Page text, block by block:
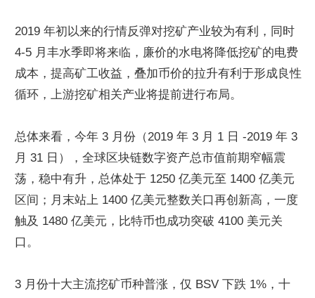
2019 年初以来的行情反弹对挖矿产业较为有利，同时
4-5 月丰水季即将来临，廉价的水电将降低挖矿的电费
成本，提高矿工收益，叠加币价的拉升有利于形成良性
循环，上游挖矿相关产业将提前进行布局。
总体来看，今年 3 月份（2019 年 3 月 1 日 -2019 年 3
月 31 日），全球区块链数字资产总市值前期窄幅震
荡，稳中有升，总体处于 1250 亿美元至 1400 亿美元
区间；月末站上 1400 亿美元整数关口再创新高，一度
触及 1480 亿美元，比特币也成功突破 4100 美元关
口。
3 月份十大主流挖矿币种普涨，仅 BSV 下跌 1%，十